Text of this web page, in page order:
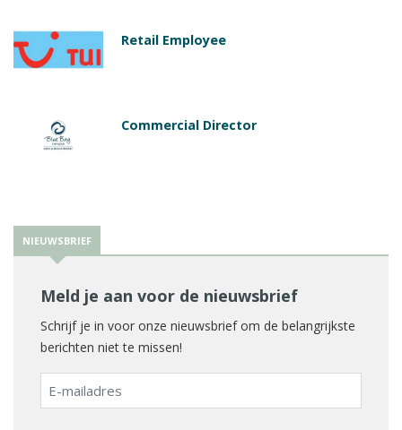
Retail Employee
Commercial Director
NIEUWSBRIEF
Meld je aan voor de nieuwsbrief
Schrijf je in voor onze nieuwsbrief om de belangrijkste
berichten niet te missen!
E-
mailadres